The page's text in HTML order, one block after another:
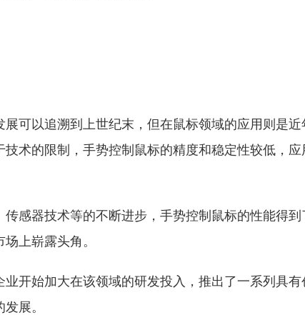
展可以追溯到上世纪末，但在鼠标领域的应用则是
技术的限制，手势控制鼠标的精度和稳定性较低，应
传感器技术等的不断进步，手势控制鼠标的性能得到
上崭露头角。
业开始加大在该领域的研发投入，推出了一系列具
展。